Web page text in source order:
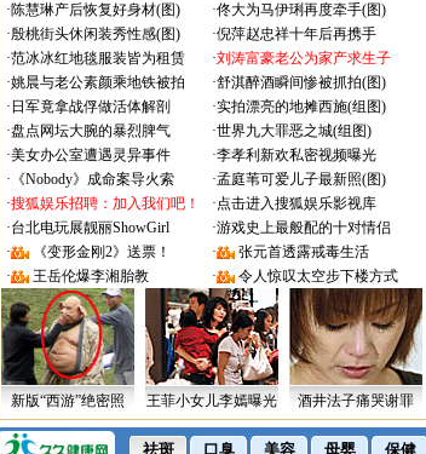
·陈慧琳产后恢复好身材(图) ·佟大为马伊琍再度牵手(图)
·殷桃街头休闲装秀性感(图) ·倪萍赵忠祥十年后再携手
·范冰冰红地毯服装皆为租赁 ·刘涛富豪老公为家产求生子
·姚晨与老公素颜乘地铁被拍 ·舒淇醉酒瞬间惨被抓拍(图)
· 日军竟拿战俘做活体解剖 ·实拍漂亮的地摊西施(组图)
·盘点网坛大腕的暴烈脾气 ·世界九大罪恶之城(组图)
·美女办公室遭遇灵异事件 ·李孝利新欢私密视频曝光
· 《Nobody》成命案导火索 ·孟庭苇可爱儿子最新照(图)
·搜狐娱乐招聘：加入我们吧！ ·点击进入搜狐娱乐影视库
·台北电玩展靓丽ShowGirl ·游戏史上最般配的十对情侣
·
《变形金刚2》送票！ ·
张元首透露戒毒生活
·
王岳伦爆李湘胎教 · 令人惊叹太空步下楼方式
新版“西游”绝密照 王菲小女儿李嫣曝光 酒井法子痛哭谢罪